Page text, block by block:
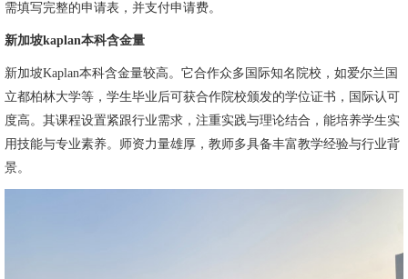
需填写完整的申请表，并支付申请费。
新加坡kaplan本科含金量
新加坡Kaplan本科含金量较高。它合作众多国际知名院校，如爱尔兰国
立都柏林大学等，学生毕业后可获合作院校颁发的学位证书，国际认可
度高。其课程设置紧跟行业需求，注重实践与理论结合，能培养学生实
用技能与专业素养。师资力量雄厚，教师多具备丰富教学经验与行业背
景。